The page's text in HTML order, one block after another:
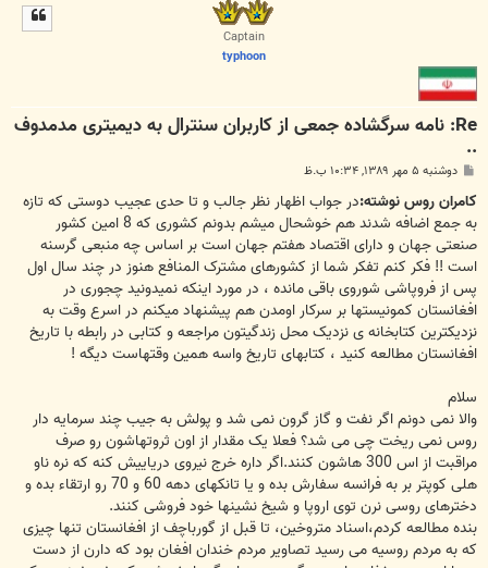
Captain
typhoon
Re: نامه سرگشاده جمعی از کاربران سنترال به دیمیتری مدمدوف
..
پ
ت
دوشنبه ۵ مهر ۱۳۸۹, ۱۰:۳۴ ب.ظ
کامران روس نوشته:در جواب اظهار نظر جالب و تا حدی عجیب دوستی که تازه
به جمع اضافه شدند هم خوشحال میشم بدونم کشوری که 8 امین کشور
صنعتی جهان و دارای اقتصاد هفتم جهان است بر اساس چه منبعی گرسنه
است !! فکر کنم تفکر شما از کشورهای مشترک المنافع هنوز در چند سال اول
پس از فروپاشی شوروی باقی مانده ، در مورد اینکه نمیدونید چجوری در
افغانستان کمونیستها بر سرکار اومدن هم پیشنهاد میکنم در اسرع وقت به
نزدیکترین کتابخانه ی نزدیک محل زندگیتون مراجعه و کتابی در رابطه با تاریخ
افغانستان مطالعه کنید ، کتابهای تاریخ واسه همین وقتهاست دیگه !
سلام
والا نمی دونم اگر نفت و گاز گرون نمی شد و پولش به جیب چند سرمایه دار
روس نمی ریخت چی می شد؟ فعلا یک مقدار از اون ثروتهاشون رو صرف
مراقبت از اس 300 هاشون کنند.اگر داره خرج نیروی دریاییش کنه که نره ناو
هلی کوپتر بر به فرانسه سفارش بده و یا تانکهای دهه 60 و 70 رو ارتقاء بده و
دخترهای روسی نرن توی اروپا و شیخ نشینها خود فروشی کنند.
بنده مطالعه کردم،اسناد متروخین، تا قبل از گورباچف از افغانستان تنها چیزی
که به مردم روسیه می رسید تصاویر مردم خندان افغان بود که دارن از دست